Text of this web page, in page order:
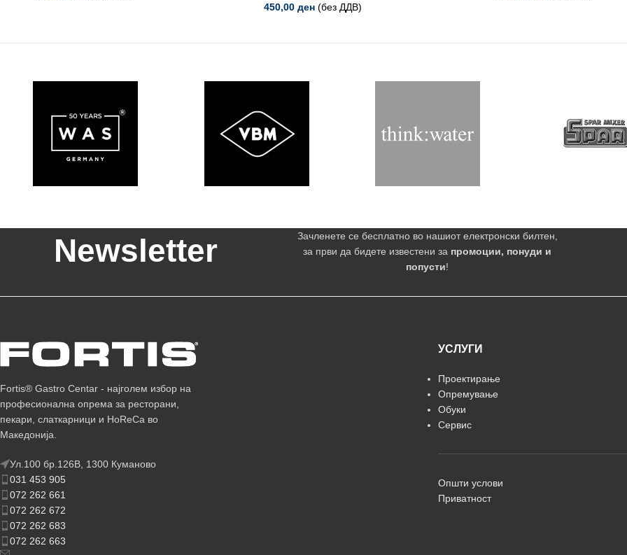
450,00 ден (без ДДВ)
Newsletter
Зачленете се бесплатно во нашиот електронски билтен,
за први да бидете известени за промоции, понуди и
попусти!
Fortis® Gastro Centar - најголем избор на
професионална опрема за ресторани,
пекари, слаткарници и HoReCa во
Македонија.
Ул.100 бр.126В, 1300 Куманово
031 453 905
072 262 661
072 262 672
072 262 683
072 262 663
УСЛУГИ
Проектирање
Опремување
Обуки
Сервис
Општи услови
Приватност